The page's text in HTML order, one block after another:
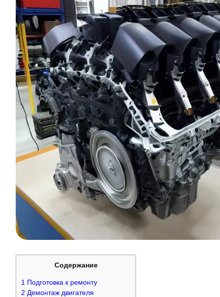
Содержание
1 Подготовка к ремонту
2 Демонтаж двигателя